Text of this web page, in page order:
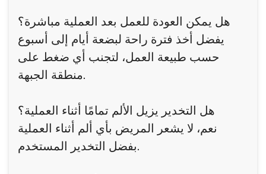
هل يمكن العودة للعمل بعد العملية مباشرة؟
يفضل أخذ فترة راحة لبضعة أيام إلى أسبوع
حسب طبيعة العمل، لتجنب أي ضغط على
منطقة الجبهة.
هل التخدير يزيل الألم تمامًا أثناء العملية؟
نعم، لا يشعر المريض بأي ألم أثناء العملية
بفضل التخدير المستخدم.